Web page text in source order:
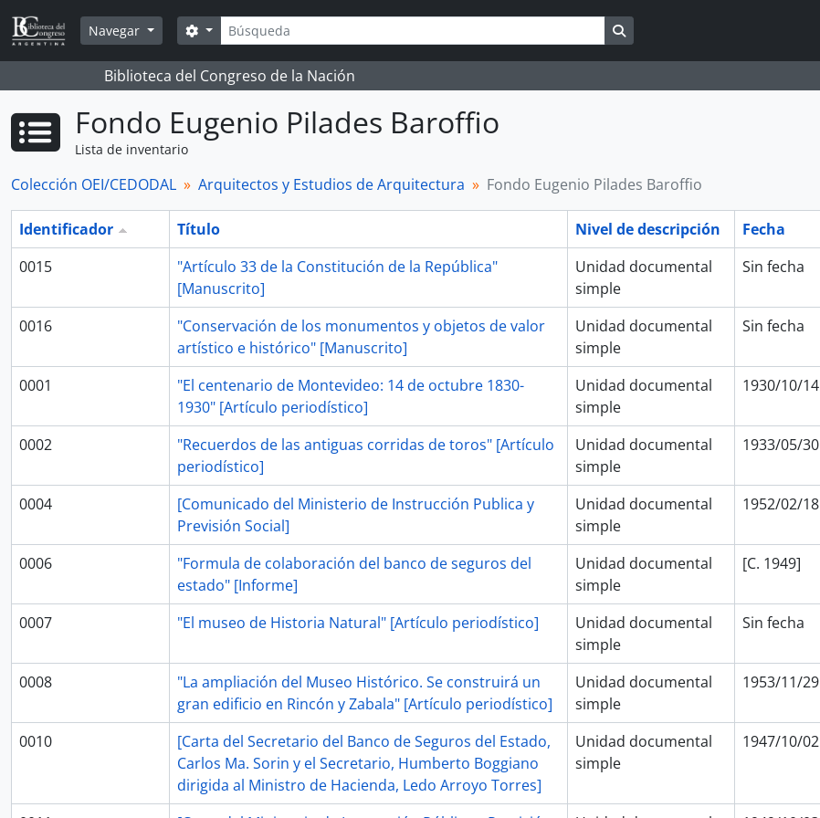
Skip to main content
Navegar
Búsqueda
Search options
Biblioteca del Congreso de la Nación
Fondo Eugenio Pilades Baroffio
Lista de inventario
Colección OEI/CEDODAL Arquitectos y Estudios de Arquitectura Fondo Eugenio Pilades Baroffio
Identificador Título Nivel de descripción Fecha
0015
"Artículo 33 de la Constitución de la República"
[Manuscrito]
Unidad documental
simple
Sin fecha
0016
"Conservación de los monumentos y objetos de valor
artístico e histórico" [Manuscrito]
Unidad documental
simple
Sin fecha
0001
"El centenario de Montevideo: 14 de octubre 1830-
1930" [Artículo periodístico]
Unidad documental
simple
1930/10/14
0002
"Recuerdos de las antiguas corridas de toros" [Artículo
periodístico]
Unidad documental
simple
1933/05/30
0004
[Comunicado del Ministerio de Instrucción Publica y
Previsión Social]
Unidad documental
simple
1952/02/18
0006
"Formula de colaboración del banco de seguros del
estado" [Informe]
Unidad documental
simple
[C. 1949]
0007 "El museo de Historia Natural" [Artículo periodístico]
Unidad documental
simple
Sin fecha
0008
"La ampliación del Museo Histórico. Se construirá un
gran edificio en Rincón y Zabala" [Artículo periodístico]
Unidad documental
simple
1953/11/29
0010
[Carta del Secretario del Banco de Seguros del Estado,
Carlos Ma. Sorin y el Secretario, Humberto Boggiano
dirigida al Ministro de Hacienda, Ledo Arroyo Torres]
Unidad documental
simple
1947/10/02